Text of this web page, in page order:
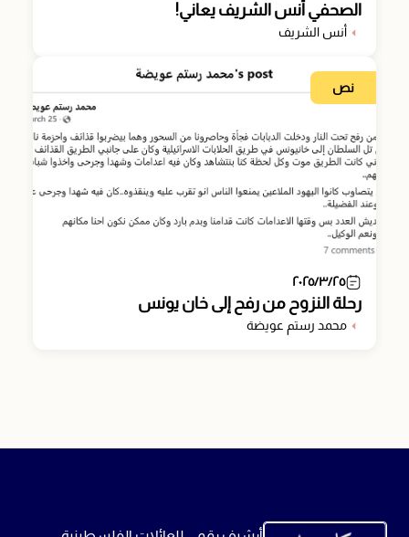
الصحفي أنس الشريف يعاني!
أنس الشريف
نص
٢٠٢٥/٣/٢٥
رحلة النزوح من رفح إلى خان يونس
محمد رستم عويضة